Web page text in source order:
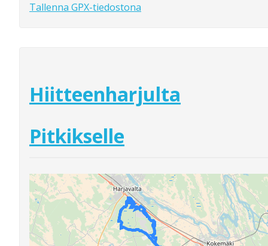
Tallenna GPX-tiedostona
Hiitteenharjulta
Pitkikselle